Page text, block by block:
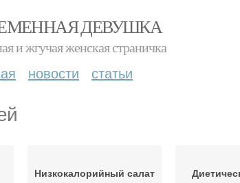
ДЕВУШКА
и жгучая женская страничка
новости статьи
Низкокалорийный салат